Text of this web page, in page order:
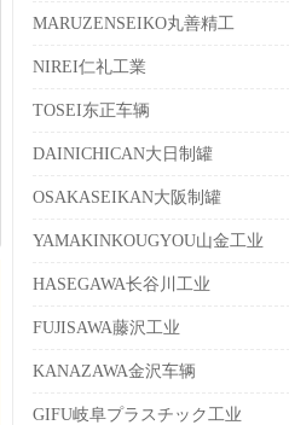
MARUZENSEIKO丸善精工
NIREI仁礼工業
TOSEI东正车辆
DAINICHICAN大日制罐
OSAKASEIKAN大阪制罐
YAMAKINKOUGYOU山金工业
HASEGAWA长谷川工业
FUJISAWA藤沢工业
KANAZAWA金沢车辆
GIFU岐阜プラスチック工业